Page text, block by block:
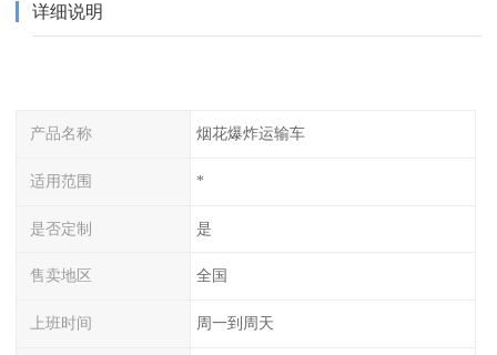
详细说明
产品名称 烟花爆炸运输车
适用范围 *
是否定制 是
售卖地区 全国
上班时间 周一到周天